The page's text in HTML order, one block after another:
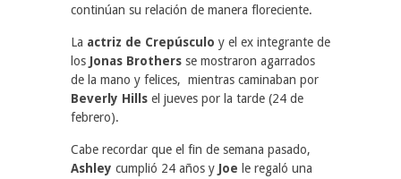
continúan su relación de manera floreciente.
La actriz de Crepúsculo y el ex integrante de
los Jonas Brothers se mostraron agarrados
de la mano y felices, mientras caminaban por
Beverly Hills el jueves por la tarde (24 de
febrero).
Cabe recordar que el fin de semana pasado,
Ashley cumplió 24 años y Joe le regaló una